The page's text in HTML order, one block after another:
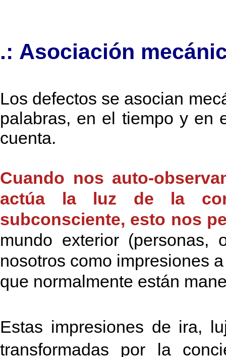
.: Asociación
Los defectos se asocian
palabras, en el tiempo y en
cuenta.
Cuando nos auto-
actúa la luz de la
subconsciente, esto nos
mundo exterior (personas,
nosotros como impresiones
que normalmente están
Estas impresiones de ira,
transformadas por la